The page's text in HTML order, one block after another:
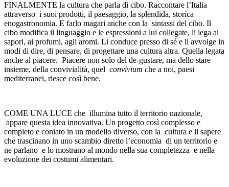
FINALMENTE la cultura che parla di cibo. Raccontare l’Italia
attraverso i suoi prodotti, il paesaggio, la splendida, storica
enogastronomia. E farlo magari anche con la sintassi del cibo. Il
cibo modifica il linguaggio e le espressioni a lui collegate, li lega ai
sapori, ai profumi, agli aromi. Li conduce presso di sé e li avvolge in
modi di dire, di pensare, di progettare una cultura altra. Quella legata
anche al piacere. Piacere non solo del de-gustare, ma dello stare
insieme, della convivialità, quel convivium che a noi, paesi
mediterranei, riesce così bene.
COME UNA LUCE che illumina tutto il territorio nazionale,
appare questa idea innovativa. Un progetto così complesso e
completo e coniato in un modello diverso, con la cultura e il sapere
che trascinano in uno scambio diretto l’economia di un territorio e
ne parlano e lo mostrano al mondo nella sua completezza e nella
evoluzione dei costumi alimentari.